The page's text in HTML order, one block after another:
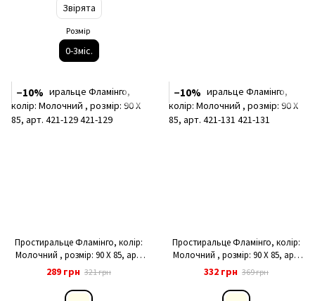
Звірята
Розмір
0-3міс.
−10%
Простиральце Фламінго, колір:
Молочний , розмір: 90 Х 85, арт.
421-129
289 грн 321 грн
−10%
Простиральце Фламінго, колір:
Молочний , розмір: 90 Х 85, арт.
421-131
332 грн 369 грн